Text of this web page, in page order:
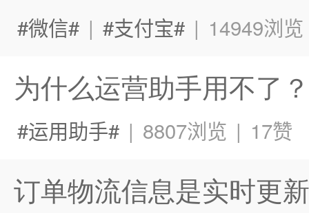
微信 | 支付宝 | 14949浏览
为什么运营助手用不了？
运用助手 | 8807浏览 | 17赞
订单物流信息是实时更